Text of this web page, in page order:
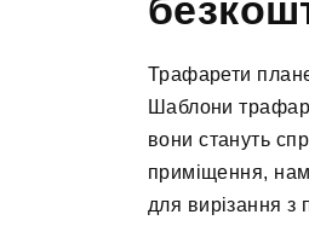
Трафарети
Шаблони
вони стануть
приміщення,
для вирізання з